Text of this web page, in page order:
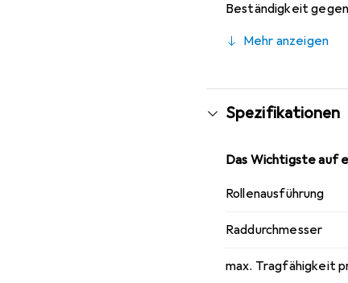
Beständigkeit
Apparaterolle ist
Temperaturen
VPA 100G zu einer
Mehr anzeigen
Spezifikationen
Das Wichtigste auf
Rollenausführung
Raddurchmesser
max. Tragfähigkeit